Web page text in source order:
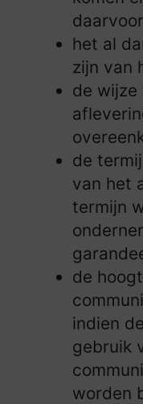
het al
zijn van
de wijze
de
van het
termijn
de
indien
gebruik
worden